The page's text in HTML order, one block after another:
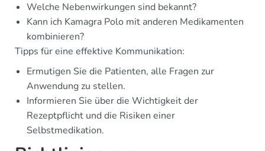
Welche Nebenwirkungen sind bekannt?
Kann ich Kamagra Polo mit anderen Medikamenten
kombinieren?
Tipps für eine effektive Kommunikation:
Ermutigen Sie die Patienten, alle Fragen zur
Anwendung zu stellen.
Informieren Sie über die Wichtigkeit der
Rezeptpflicht und die Risiken einer
Selbstmedikation.